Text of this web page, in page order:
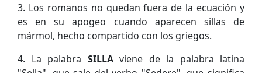
3. Los romanos no quedan fuera de la ecuación y
es en su apogeo cuando aparecen sillas de
mármol, hecho compartido con los griegos.
4. La palabra SILLAviene de la palabra latina